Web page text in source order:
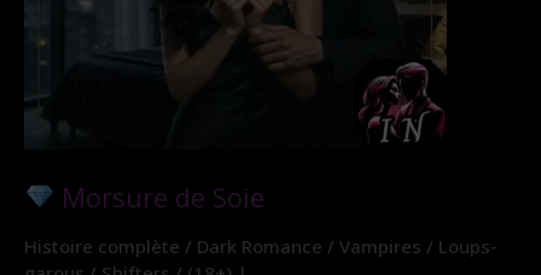
Morsure de Soie
Histoire complète / Dark Romance / Vampires / Loups-